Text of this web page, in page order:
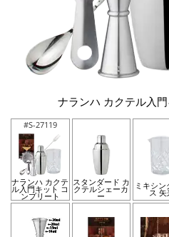
ナランハ カクテル入
#S-27119
ナランハ カクテ
ル入門キット コ
ンプリート
スタンダード カ
クテルシェーカ
ー
ミキシン
ス 矢